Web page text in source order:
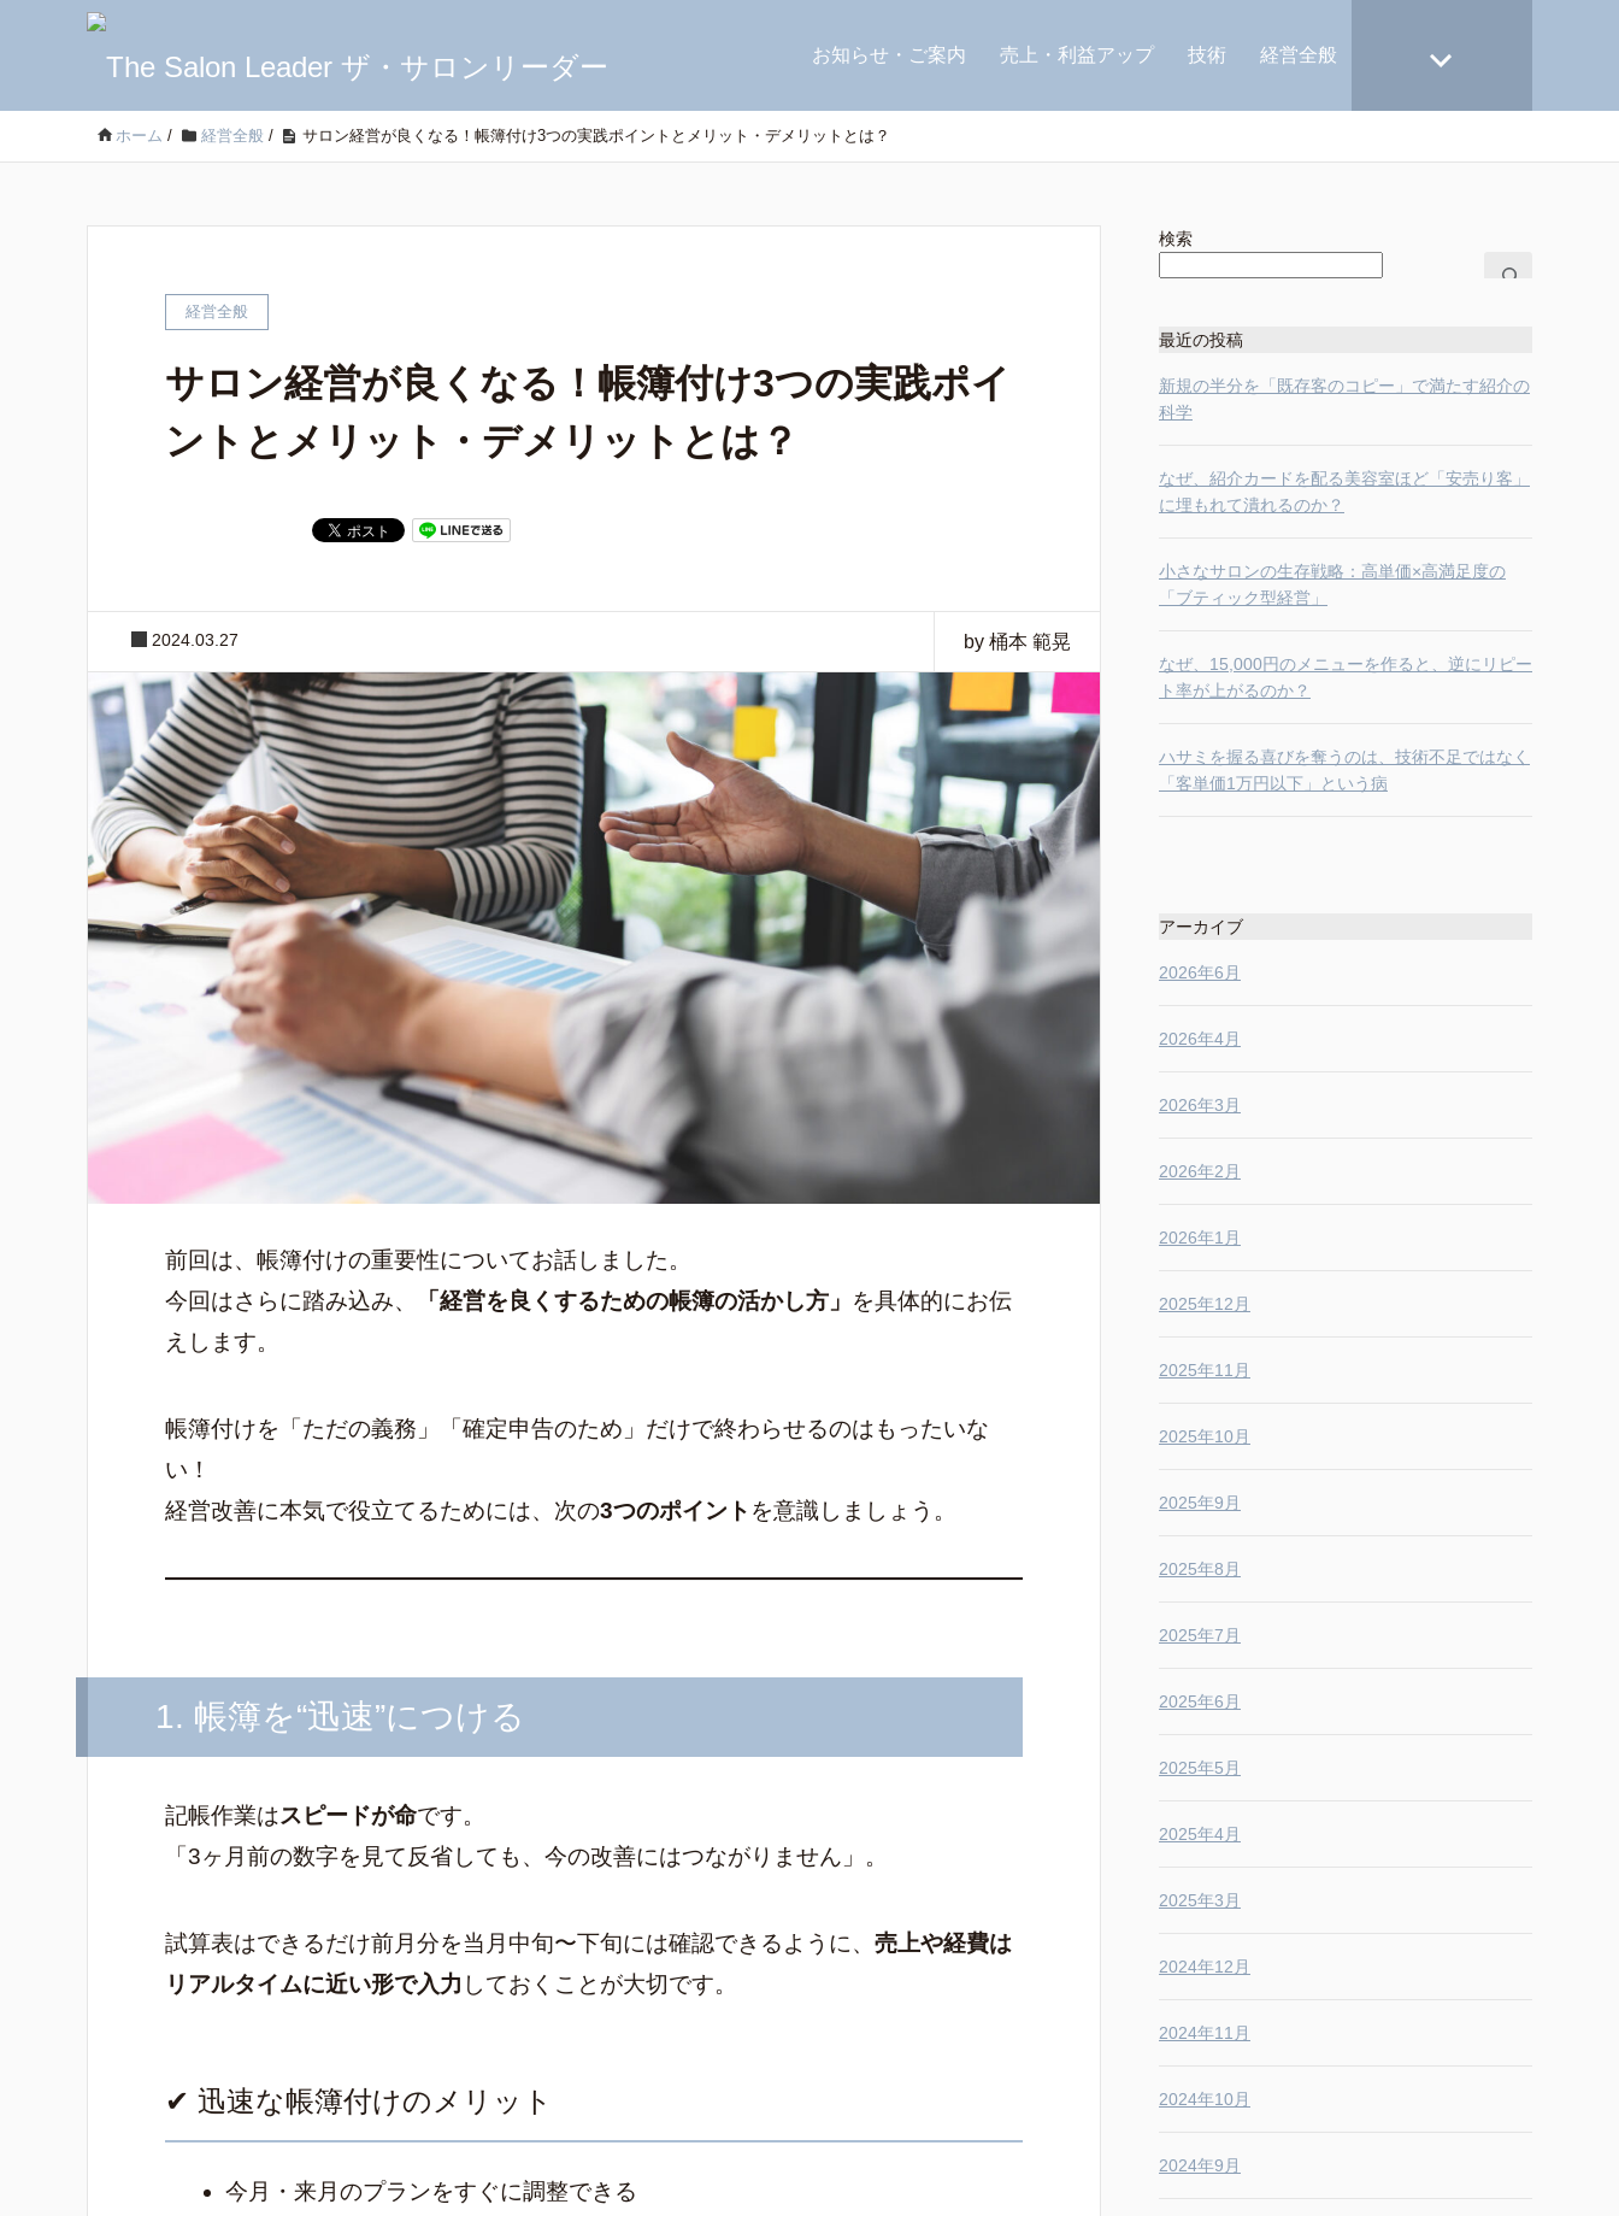
お知らせ・ご案内 売上・利益アップ 技術 経営全般
ホーム / 経営全般 / サロン経営が良くなる！帳簿付け3つの実践ポイントとメリット・デメリットとは？
経営全般
サロン経営が良くなる！帳簿付け3つの実践ポイ
ントとメリット・デメリットとは？
2024.03.27 by 桶本 範晃
前回は、帳簿付けの重要性についてお話しました。
今回はさらに踏み込み、
「経営を良くするための帳簿の活かし方」 を具体的にお伝
えします。
帳簿付けを「ただの義務」「確定申告のため」だけで終わらせるのはもったいな
い！
経営改善に本気で役立てるためには、次の3つのポイント を意識しましょう。
1. 帳簿を“迅速”につける
記帳作業はスピードが命です。
「3ヶ月前の数字を見て反省しても、今の改善にはつながりません」。
試算表はできるだけ前月分を当月中旬〜下旬には確認できるように、 売上や経費は
リアルタイムに近い形で入力 しておくことが大切です。
✔ 迅速な帳簿付けのメリット
今月・来月のプランをすぐに調整できる
検索
最近の投稿
新規の半分を「既存客のコピー」で満たす紹介の
科学
なぜ、紹介カードを配る美容室ほど「安売り客」
に埋もれて潰れるのか？
小さなサロンの生存戦略：高単価×高満足度の
「ブティック型経営」
なぜ、15,000円のメニューを作ると、逆にリピー
ト率が上がるのか？
ハサミを握る喜びを奪うのは、技術不足ではなく
「客単価1万円以下」という病
アーカイブ
2026年6月
2026年4月
2026年3月
2026年2月
2026年1月
2025年12月
2025年11月
2025年10月
2025年9月
2025年8月
2025年7月
2025年6月
2025年5月
2025年4月
2025年3月
2024年12月
2024年11月
2024年10月
2024年9月